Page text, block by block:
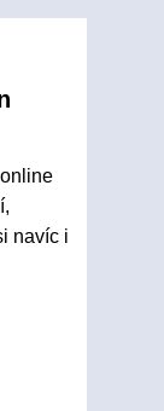
navíc i